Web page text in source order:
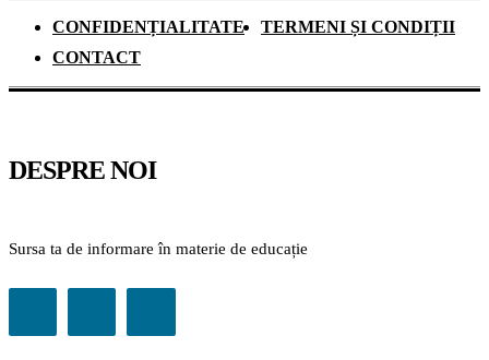
CONFIDENȚIALITATE
TERMENI ȘI CONDIȚII
CONTACT
DESPRE NOI
Sursa ta de informare în materie de educație